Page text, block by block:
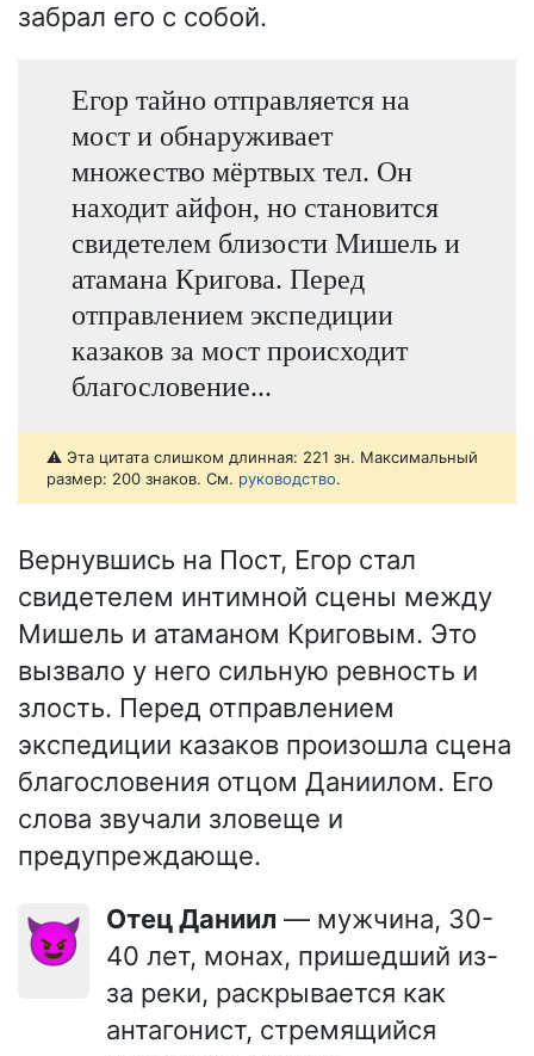
забрал его с собой.
Егор тайно отправляется на
мост и обнаруживает
множество мёртвых тел. Он
находит айфон, но становится
свидетелем близости Мишель и
атамана Кригова. Перед
отправлением экспедиции
казаков за мост происходит
благословение...
⚠️ Эта цитата слишком длинная: 221 зн. Максимальный
размер: 200 знаков. См. руководство.
Вернувшись на Пост, Егор стал
свидетелем интимной сцены между
Мишель и атаманом Криговым. Это
вызвало у него сильную ревность и
злость. Перед отправлением
экспедиции казаков произошла сцена
благословения отцом Даниилом. Его
слова звучали зловеще и
предупреждающе.
😈 Отец Даниил — мужчина, 30-
40 лет, монах, пришедший из-
за реки, раскрывается как
антагонист, стремящийся